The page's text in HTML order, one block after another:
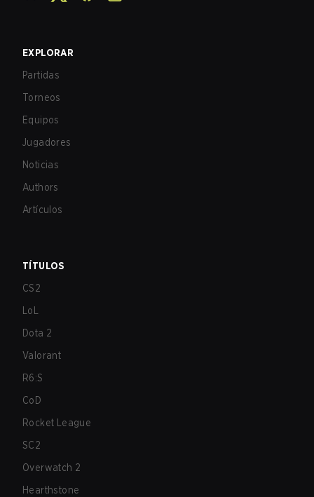
EXPLORAR
Partidas
Torneos
Equipos
Jugadores
Noticias
Authors
Artículos
TÍTULOS
CS2
LoL
Dota 2
Valorant
R6:S
CoD
Rocket League
SC2
Overwatch 2
Hearthstone